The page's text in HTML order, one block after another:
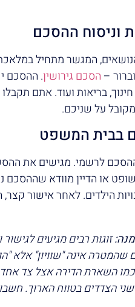
המגשר מתחיל
–הסכם גירושין. ההסכם
בריאות ועוד. אתם
על שניכם.
לרשמי. מגישים את
או הדיין מוודא
הילדים. לאחר אישור
זוגות רבים מגיעים
אינה "שוויון" אלא
כמו השארת הדירה אצל צד
לשני הצדדים בטווח הארוך.